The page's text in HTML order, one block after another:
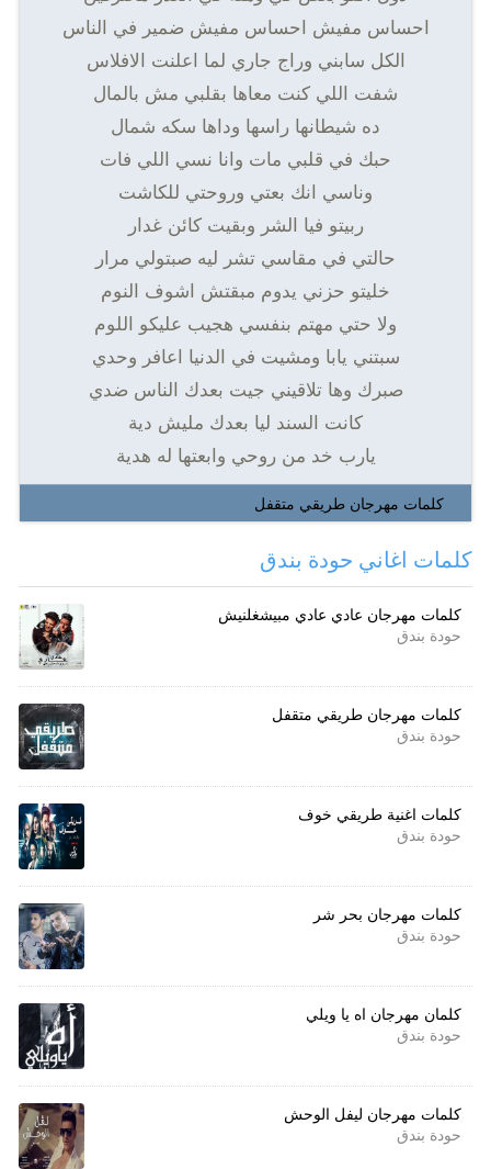
احساس مفيش احساس مفيش ضمير في الناس
الكل سابني وراج جاري لما اعلنت الافلاس
شفت اللي كنت معاها بقلبي مش بالمال
ده شيطانها راسها وداها سكه شمال
حبك في قلبي مات وانا نسي اللي فات
وناسي انك بعتي وروحتي للكاشت
ربيتو فيا الشر وبقيت كائن غدار
حالتي في مقاسي تشر ليه صبتولي مرار
خليتو حزني يدوم مبقتش اشوف النوم
ولا حتي مهتم بنفسي هجيب عليكو اللوم
سبتني يابا ومشيت في الدنيا اعافر وحدي
صبرك وها تلاقيني جيت بعدك الناس ضدي
كانت السند ليا بعدك مليش دية
يارب خد من روحي وابعتها له هدية
كلمات مهرجان طريقي متقفل
كلمات اغاني حودة بندق
كلمات مهرجان عادي عادي مبيشغلنيش
حودة بندق
كلمات مهرجان طريقي متقفل
حودة بندق
كلمات اغنية طريقي خوف
حودة بندق
كلمات مهرجان بحر شر
حودة بندق
كلمان مهرجان اه يا ويلي
حودة بندق
كلمات مهرجان ليفل الوحش
حودة بندق